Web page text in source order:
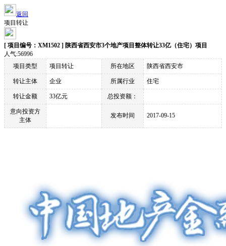
返回
项目转让
[ 项目编号：XM1502 ] 陕西省西安市3个地产项目整体转让33亿（住宅）项目
人气:56996
项目类型
项目转让 所在地区 陕西省西安市
转让主体 企业 所属行业 住宅
转让金额 33亿元 总投资额：
意向投资方
主体
发布时间 2017-09-15